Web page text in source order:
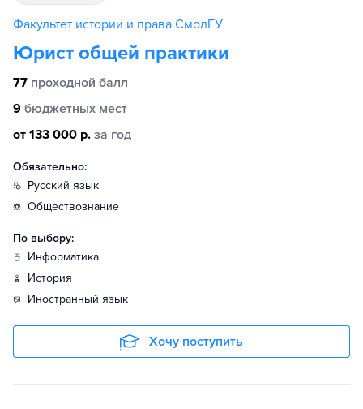
Факультет истории и права СмолГУ
Юрист общей практики
77 проходной балл
9 бюджетных мест
от 133 000 р. за год
Обязательно:
русский язык
обществознание
По выбору:
информатика
история
иностранный язык
Хочу поступить